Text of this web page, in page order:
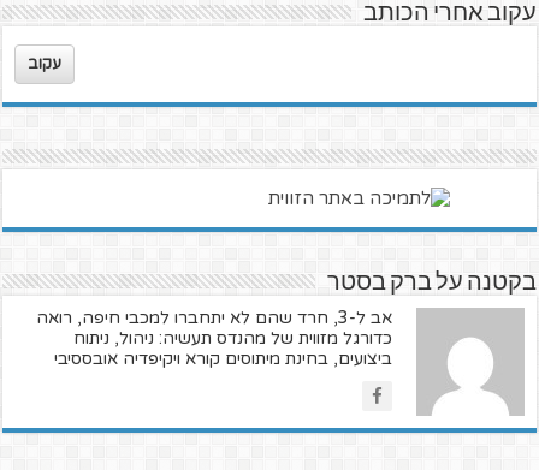
עקוב אחרי הכותב
עקוב
בקטנה על ברק בסטר
אב ל-3, חרד שהם לא יתחברו למכבי חיפה, רואה
כדורגל מזווית של מהנדס תעשיה: ניהול, ניתוח
ביצועים, בחינת מיתוסים קורא ויקיפדיה אובססיבי